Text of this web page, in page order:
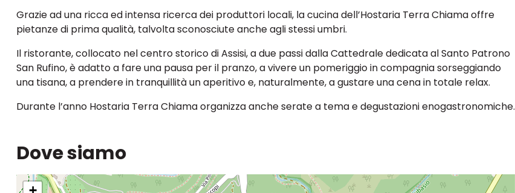
Grazie ad una ricca ed intensa ricerca dei produttori locali, la cucina dell’Hostaria Terra Chiama offre
pietanze di prima qualità, talvolta sconosciute anche agli stessi umbri.
Il ristorante, collocato nel centro storico di Assisi, a due passi dalla Cattedrale dedicata al Santo Patrono
San Rufino, è adatto a fare una pausa per il pranzo, a vivere un pomeriggio in compagnia sorseggiando
una tisana, a prendere in tranquillità un aperitivo e, naturalmente, a gustare una cena in totale relax.
Durante l’anno Hostaria Terra Chiama organizza anche serate a tema e degustazioni enogastronomiche.
Dove siamo